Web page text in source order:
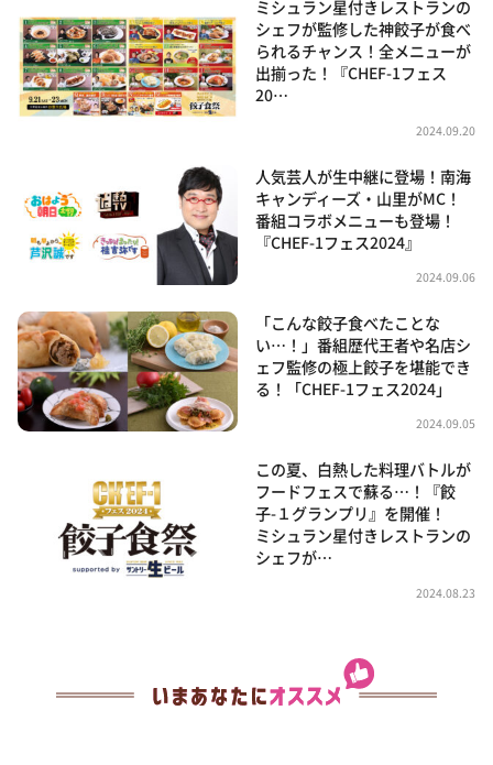
ミシュラン星付きレストランの
シェフが監修した神餃子が食べ
られるチャンス！全メニューが
出揃った！『CHEF-1フェス
20…
2024.09.20
人気芸人が生中継に登場！南海
キャンディーズ・山里がMC！
番組コラボメニューも登場！
『CHEF-1フェス2024』
2024.09.06
「こんな餃子食べたことな
い…！」番組歴代王者や名店シ
ェフ監修の極上餃子を堪能でき
る！「CHEF-1フェス2024」
2024.09.05
この夏、白熱した料理バトルが
フードフェスで蘇る…！『餃
子-１グランプリ』を開催！
ミシュラン星付きレストランの
シェフが…
2024.08.23